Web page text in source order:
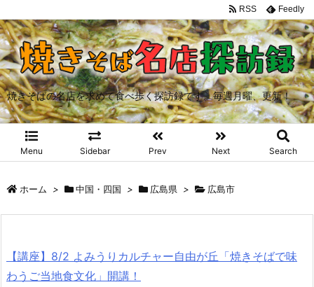
焼きそばの名店を求めて食べ歩く探訪録です。毎週月曜、更新！
Menu Sidebar Prev Next Search
RSS Feedly
ホーム > 中国・四国 > 広島県 > 広島市
【講座】8/2 よみうりカルチャー自由が丘「焼きそばで味
わうご当地食文化」開講！